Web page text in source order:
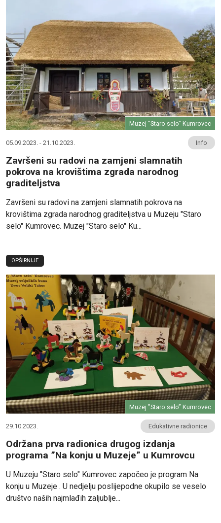
Muzej ”Staro selo” Kumrovec
05.09.2023. - 21.10.2023. Info
Završeni su radovi na zamjeni slamnatih
pokrova na krovištima zgrada narodnog
graditeljstva
Završeni su radovi na zamjeni slamnatih pokrova na
krovištima zgrada narodnog graditeljstva u Muzeju "Staro
selo" Kumrovec. Muzej "Staro selo" Ku...
OPŠIRNIJE
Muzej ”Staro selo” Kumrovec
29.10.2023. Edukativne radionice
Održana prva radionica drugog izdanja
programa ”Na konju u Muzeje” u Kumrovcu
U Muzeju "Staro selo" Kumrovec započeo je program Na
konju u Muzeje . U nedjelju poslijepodne okupilo se veselo
društvo naših najmlađih zaljublje...